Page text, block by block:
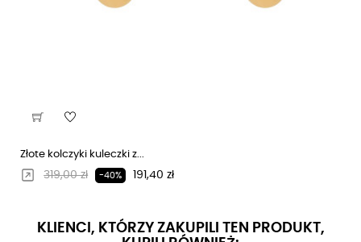
Złote kolczyki kuleczki z...
Regularna cena
319,00 zł -40% Cena
191,40 zł
KLIENCI, KTÓRZY ZAKUPILI TEN PRODUKT,